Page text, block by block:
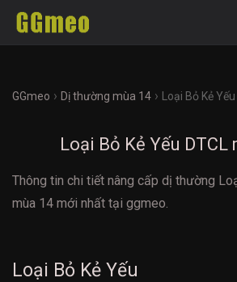
GGmeo › Dị thường mùa 14 › Loại Bỏ Kẻ Yếu
Loại Bỏ Kẻ Yếu DTCL
Thông tin chi tiết nâng cấp dị thường
mùa 14 mới nhất tại ggmeo.
Loại Bỏ Kẻ Yếu